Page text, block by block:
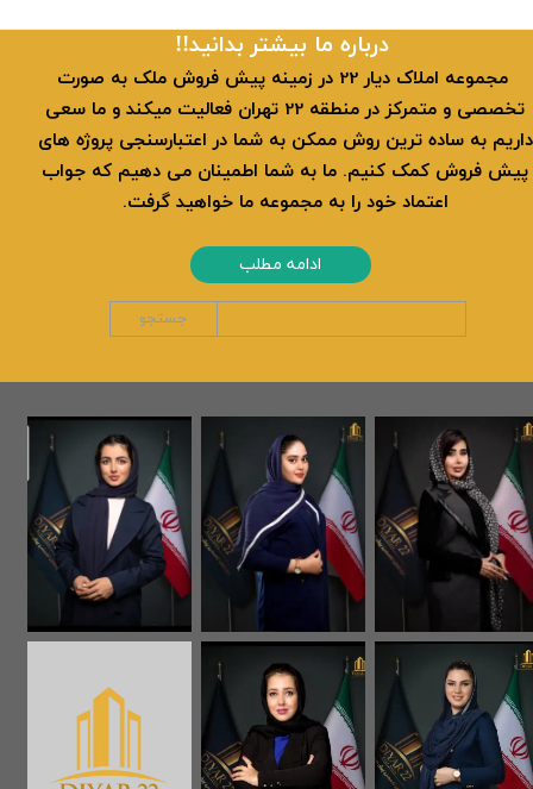
​​درباره ما بیشتر بدانید!!
​ مجموعه املاک دیار 22 در زمینه پیش فروش ملک به صورت
تخصصی و متمرکز در منطقه 22 تهران فعالیت میکند و ما سعی
داریم به ساده ترین روش ممکن به شما در اعتبارسنجی پروژه های
پیش فروش کمک کنیم. ما به شما اطمینان می دهیم که جواب
اعتماد خود را به مجموعه ما خواهید گرفت.
ادامه مطلب
جستجو